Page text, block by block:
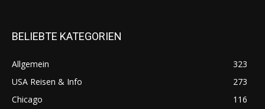
BELIEBTE KATEGORIEN
Allgemein
323
USA Reisen & Info
273
Chicago
116